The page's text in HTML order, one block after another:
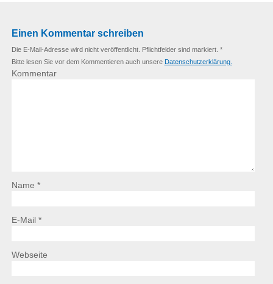
Einen Kommentar schreiben
Die E-Mail-Adresse wird nicht veröffentlicht. Pflichtfelder sind markiert. *
Bitte lesen Sie vor dem Kommentieren auch unsere Datenschutzerklärung.
Kommentar
Name *
E-Mail *
Webseite